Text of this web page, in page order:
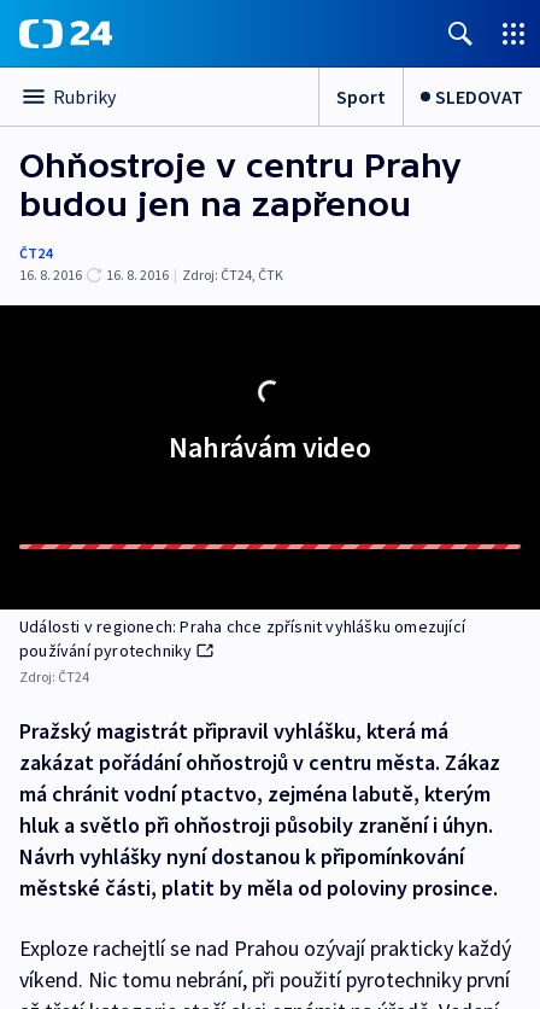
Rubriky Sport SLEDOVAT
Ohňostroje v centru Prahy
budou jen na zapřenou
ČT24
16. 8. 2016
16. 8. 2016 | Zdroj: ČT24, ČTK
Nahrávám video
Události v regionech: Praha chce zpřísnit vyhlášku omezující
používání pyrotechniky
Zdroj: ČT24
Pražský magistrát připravil vyhlášku, která má
zakázat pořádání ohňostrojů v centru města. Zákaz
má chránit vodní ptactvo, zejména labutě, kterým
hluk a světlo při ohňostroji působily zranění i úhyn.
Návrh vyhlášky nyní dostanou k připomínkování
městské části, platit by měla od poloviny prosince.
Exploze rachejtlí se nad Prahou ozývají prakticky každý
víkend. Nic tomu nebrání, při použití pyrotechniky první